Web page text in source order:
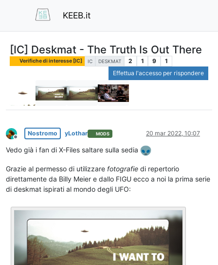
KEEB.it
[IC] Deskmat - The Truth Is Out There
Verifiche di interesse [IC] IC DESKMAT 2 1 9
1
Effettua l'accesso per rispondere
Non in linea
Nostromo yLothar MODS 20 mar 2022, 10:07
Vedo già i fan di X-Files saltare sulla sedia
Grazie al permesso di utilizzare fotografie di repertorio
direttamente da Billy Meier e dallo FIGU ecco a noi la prima serie
di deskmat ispirati al mondo degli UFO: